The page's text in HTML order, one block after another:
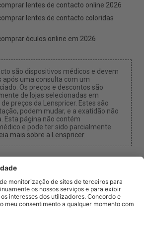
lentes de contacto online 2026
lentes de contacto coloridas
óculos online em 2026
são dispositivos médicos e devem
após uma consulta com um
Os preços e descontos são
de lojas selecionadas em
preços da Lenspricer. Estes são
podem mudar, e a exatidão não
Esta página não contém
e pode ter sido parcialmente
mais sobre a Lenspricer.
de Cookies
uma comissão se usar um dos